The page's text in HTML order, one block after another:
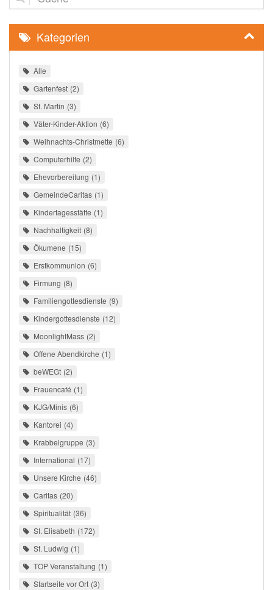
Kategorien
Alle
Gartenfest 2
St. Martin 3
Väter-Kinder-Aktion 6
Weihnachts-Christmette 6
Computerhilfe 2
Ehevorbereitung 1
GemeindeCaritas 1
Kindertagesstätte 1
Nachhaltigkeit 8
Ökumene 15
Erstkommunion 6
Firmung 8
Familiengottesdienste 9
Kindergottesdienste 12
MoonlightMass 2
Offene Abendkirche 1
beWEGt 2
Frauencafé 1
KJG/Minis 6
Kantorei 4
Krabbelgruppe 3
International 17
Unsere Kirche 46
Caritas 20
Spiritualität 36
St. Elisabeth 172
St. Ludwig 1
TOP Veranstaltung 1
Startseite vor Ort 3